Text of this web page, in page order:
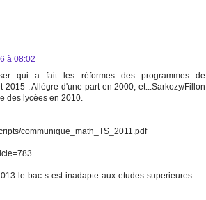
à 08:02
qui a fait les réformes des programmes de
2015 : Allègre d'une part en 2000, et...Sarkozy/Fillon
des lycées en 2010.
communique_math_TS_2011.pdf
le-bac-s-est-inadapte-aux-etudes-superieures-